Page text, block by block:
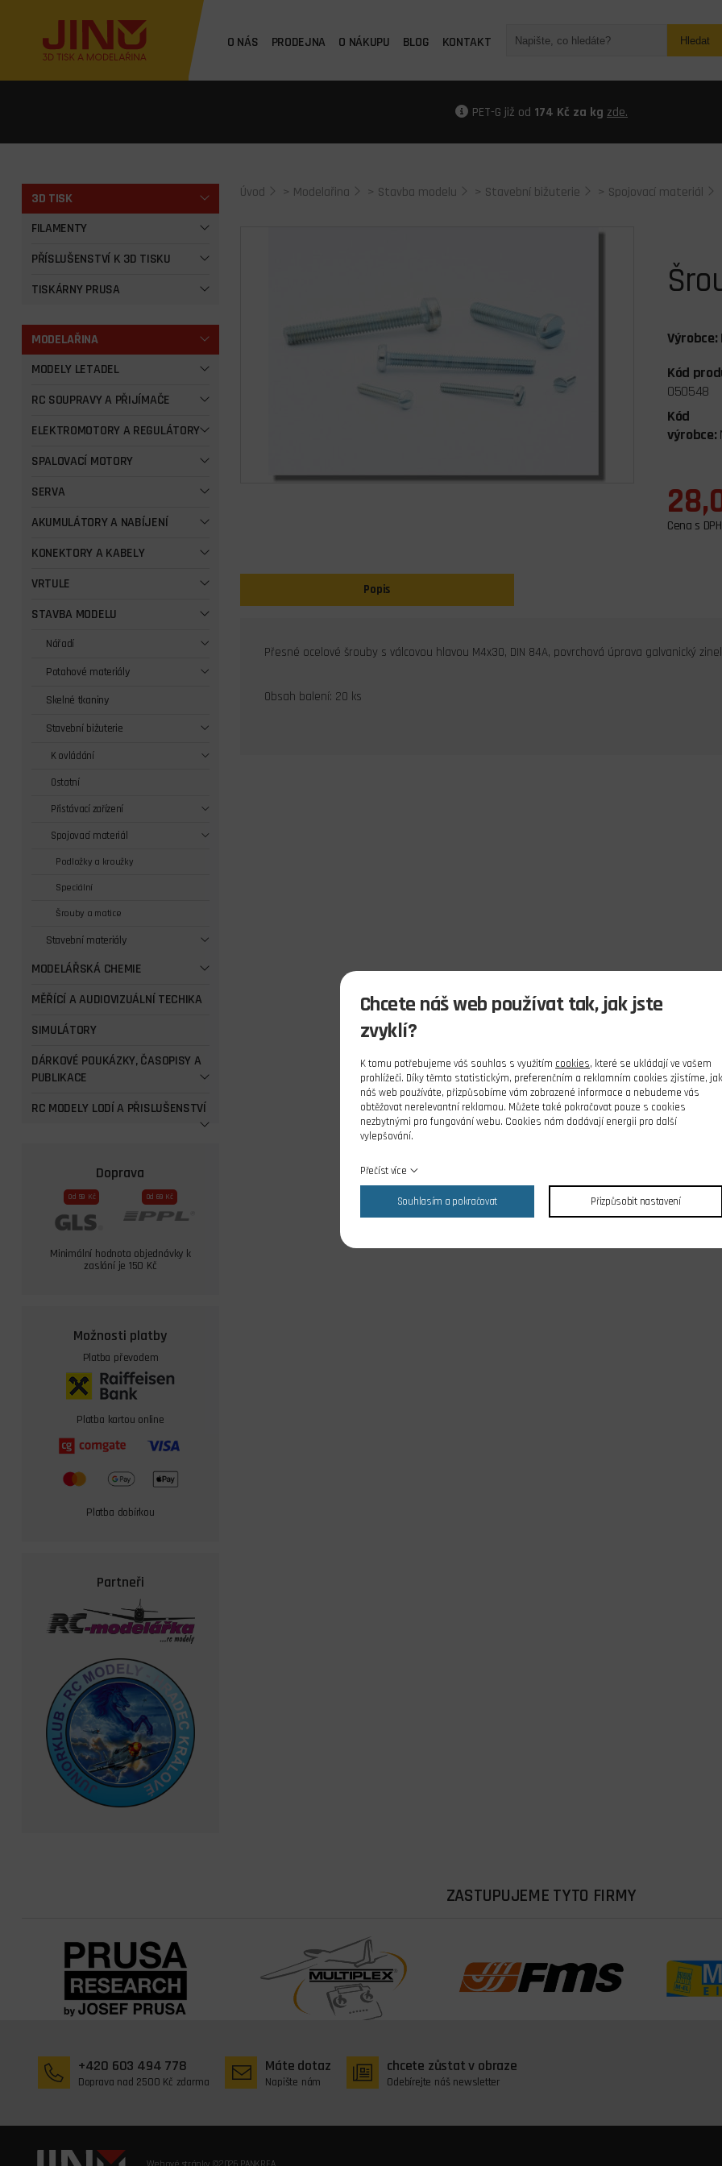
O NÁS PRODEJNA O NÁKUPU BLOG KONTAKT Hledat
PET-G již od 174 Kč za kg zde.
3D TISK
FILAMENTY
PŘÍSLUŠENSTVÍ K 3D TISKU
TISKÁRNY PRUSA
MODELAŘINA
MODELY LETADEL
RC SOUPRAVY A PŘIJÍMAČE
ELEKTROMOTORY A REGULÁTORY
SPALOVACÍ MOTORY
SERVA
AKUMULÁTORY A NABÍJENÍ
KONEKTORY A KABELY
VRTULE
STAVBA MODELU
Nářadí
Potahové materiály
Skelné tkaniny
Stavební bižuterie
K ovládání
Ostatní
Přistávací zařízení
Spojovací materiál
Podložky a kroužky
Speciální
Šrouby a matice
Stavební materiály
MODELÁŘSKÁ CHEMIE
MĚŘÍCÍ A AUDIOVIZUÁLNÍ TECHIKA
SIMULÁTORY
DÁRKOVÉ POUKÁZKY, ČASOPISY A
PUBLIKACE
RC MODELY LODÍ A PŘISLUŠENSTVÍ
Doprava
Od 59 Kč Od 69 Kč
Minimální hodnota objednávky k
zaslání je 150 Kč
Možnosti platby
Platba převodem
Platba kartou online
Platba dobírkou
Partneři
Úvod > Modelařina > Stavba modelu > Stavební bižuterie > Spojovací materiál
Výrobce:
Kód
050548
Kód
výrobce:
Cena s DPH
Popis
Přesné ocelové šrouby s válcovou hlavou M4x30, DIN 84A, povrchová úprava galvanický
Obsah balení: 20 ks
ZASTUPUJEME TYTO FIRMY
+420 603 494 778
Doprava nad 2500 Kč zdarma
Máte dotaz
Napište nám
chcete zůstat v obraze
Odebírejte náš newsletter
Chcete náš web používat tak, jak jste
zvyklí?
K tomu potřebujeme váš souhlas s využitím cookies, které se ukládají ve vašem
prohlížeči. Díky těmto statistickým, preferenčním a reklamním cookies zjistíme, jak
náš web používáte, přizpůsobíme vám zobrazené informace a nebudeme vás
obtěžovat nerelevantní reklamou. Můžete také pokračovat pouze s cookies
nezbytnými pro fungování webu. Cookies nám dodávají energii pro další
vylepšování.
Přečíst více
Souhlasím a pokračovat Přizpůsobit nastavení